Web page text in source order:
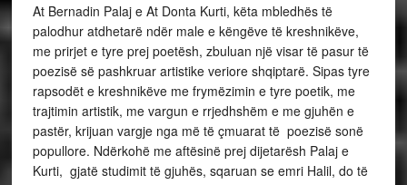
At Bernadin Palaj e At Donta Kurti, këta mbledhës të
palodhur atdhetarë ndër male e këngëve të kreshnikëve,
me prirjet e tyre prej poetësh, zbuluan një visar të pasur të
poezisë së pashkruar artistike veriore shqiptarë. Sipas tyre
rapsodët e kreshnikëve me frymëzimin e tyre poetik, me
trajtimin artistik, me vargun e rrjedhshëm e me gjuhën e
pastër, krijuan vargje nga më të çmuarat të poezisë sonë
popullore. Ndërkohë me aftësinë prej dijetarësh Palaj e
Kurti, gjatë studimit të gjuhës, sqaruan se emri Halil, do të